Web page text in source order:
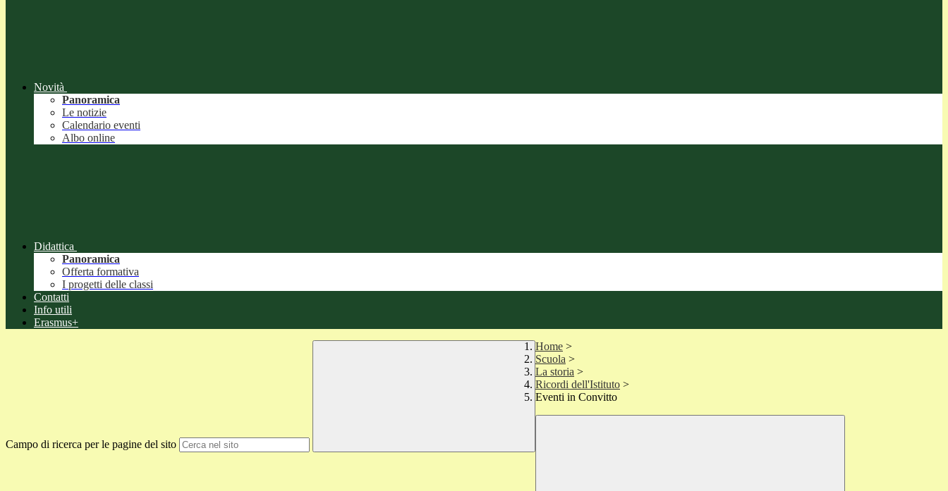
Novità
Panoramica
Le notizie
Calendario eventi
Albo online
Didattica
Panoramica
Offerta formativa
I progetti delle classi
Contatti
Info utili
Erasmus+
Campo di ricerca per le pagine del sito
Home >
Scuola >
La storia >
Ricordi dell'Istituto >
Eventi in Convitto